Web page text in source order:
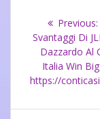
entradas
Previous:
Svantaggi Di
Dazzardo Al
Italia Win
https://